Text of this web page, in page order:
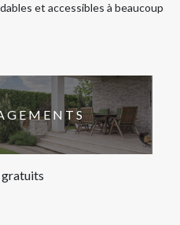
et accessibles à beaucoup
gratuits